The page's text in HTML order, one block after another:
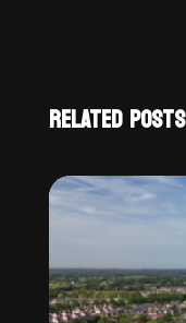
RELATED POSTS